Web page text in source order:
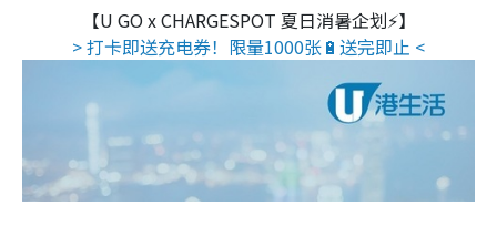
【U GO x CHARGESPOT 夏日消暑企划⚡】
> 打卡即送充电券！限量1000张🔋送完即止 <